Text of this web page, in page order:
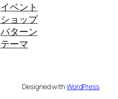
イベント
ショップ
パターン
テーマ
Designed withWordPress